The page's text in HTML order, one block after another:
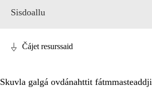
Sisdoallu
Čájet resurssaid
Skuvla galgá ovdánahttit